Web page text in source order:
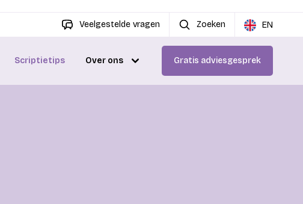
Veelgestelde vragen Zoeken EN
Scriptietips Over ons Gratis adviesgesprek